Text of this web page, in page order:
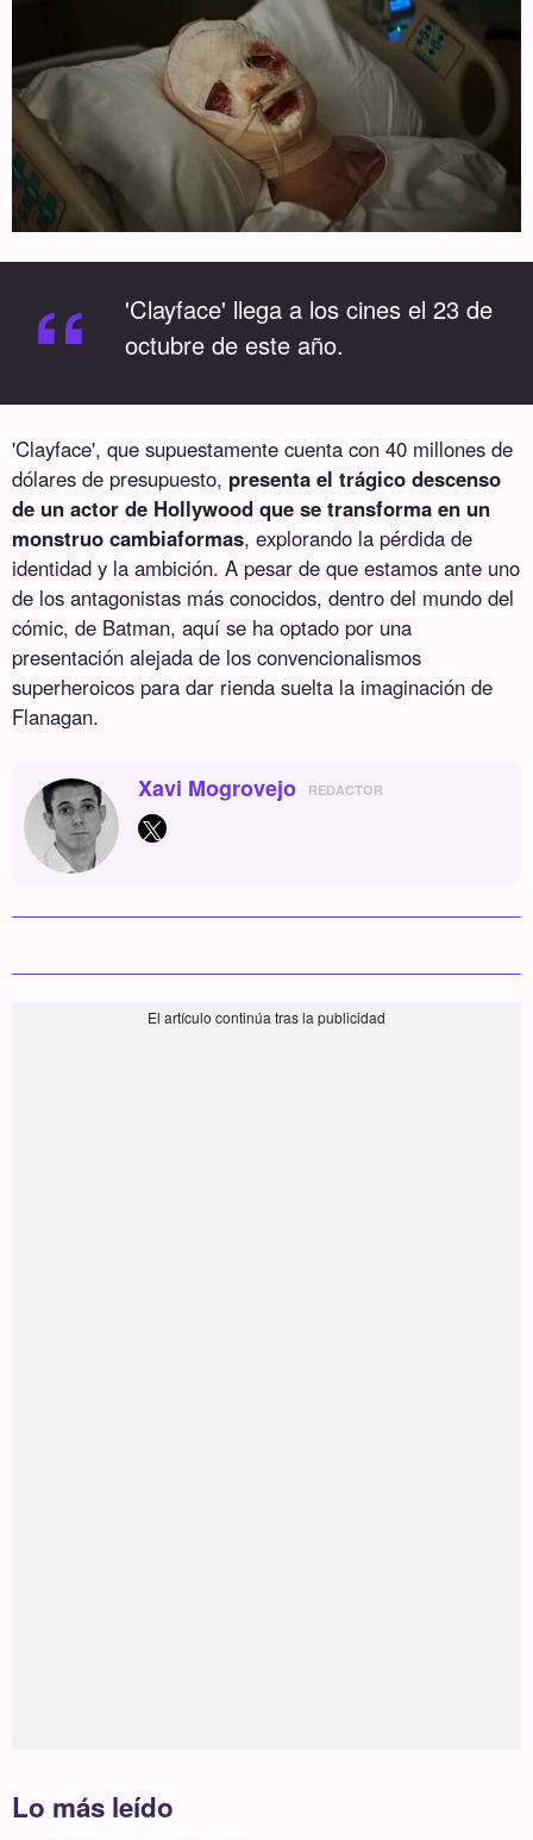
“
'Clayface' llega a los cines el 23 de
octubre de este año.
'Clayface', que supuestamente cuenta con 40 millones de
dólares de presupuesto, presenta el trágico descenso
de un actor de Hollywood que se transforma en un
monstruo cambiaformas, explorando la pérdida de
identidad y la ambición. A pesar de que estamos ante uno
de los antagonistas más conocidos, dentro del mundo del
cómic, de Batman, aquí se ha optado por una
presentación alejada de los convencionalismos
superheroicos para dar rienda suelta la imaginación de
Flanagan.
Xavi Mogrovejo REDACTOR
Lo más leído